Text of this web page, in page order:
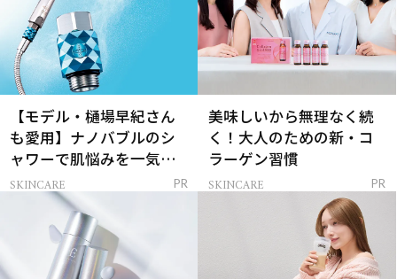
【モデル・樋場早紀さん
も愛用】ナノバブルのシ
ャワーで肌悩みを一気に
解決
SKINCARE PR
美味しいから無理なく続
く！大人のための新・コ
ラーゲン習慣
SKINCARE PR